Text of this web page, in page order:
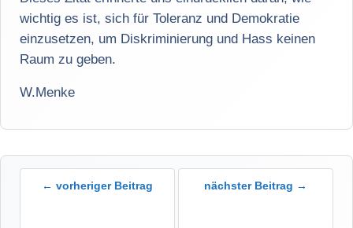
wichtig es ist, sich für Toleranz und Demokratie
einzusetzen, um Diskriminierung und Hass keinen
Raum zu geben.
W.Menke
← vorheriger Beitrag nächster Beitrag →